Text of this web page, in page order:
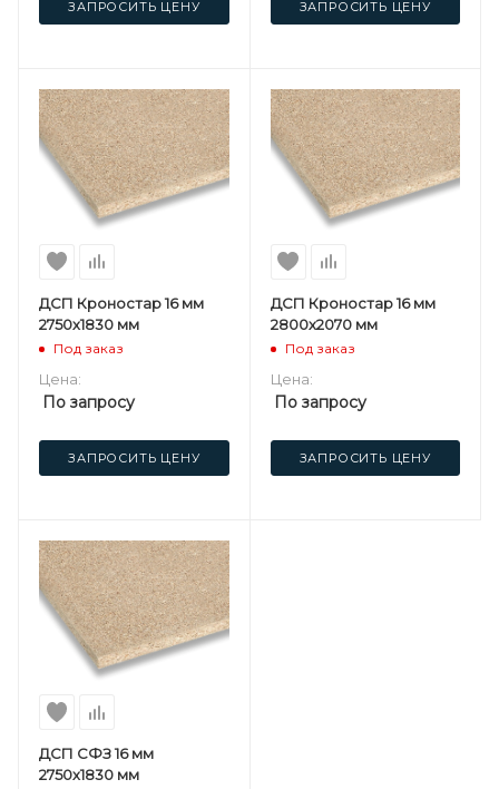
ЗАПРОСИТЬ ЦЕНУ ЗАПРОСИТЬ ЦЕНУ
ДСП Кроностар 16 мм
2750х1830 мм
Под заказ
Цена:
По запросу
ЗАПРОСИТЬ ЦЕНУ
ДСП Кроностар 16 мм
2800х2070 мм
Под заказ
Цена:
По запросу
ЗАПРОСИТЬ ЦЕНУ
ДСП СФЗ 16 мм
2750х1830 мм